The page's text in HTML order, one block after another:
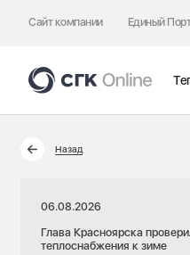
Сайт компании Единый
Назад
06.08.2026
Глава Красноярска
теплоснабжения к зиме